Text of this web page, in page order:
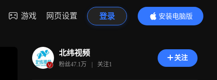
游戏 网页设置 登录
安装电脑版
内容更精彩
北纬视频
粉丝47.1万 | 关注1
关注